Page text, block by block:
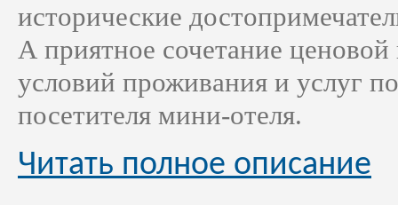
исторические
А приятное сочетание
условий проживания и услуг
посетителя мини-отеля.
Читать полное описание